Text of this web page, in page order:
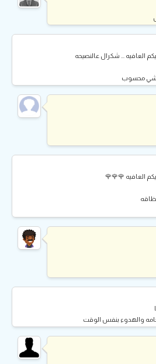
العافيه ... شكرال عالنصيحه
شي محسوب
العافيه 🌹🌹🌹
والهدوء بنفس الوقت